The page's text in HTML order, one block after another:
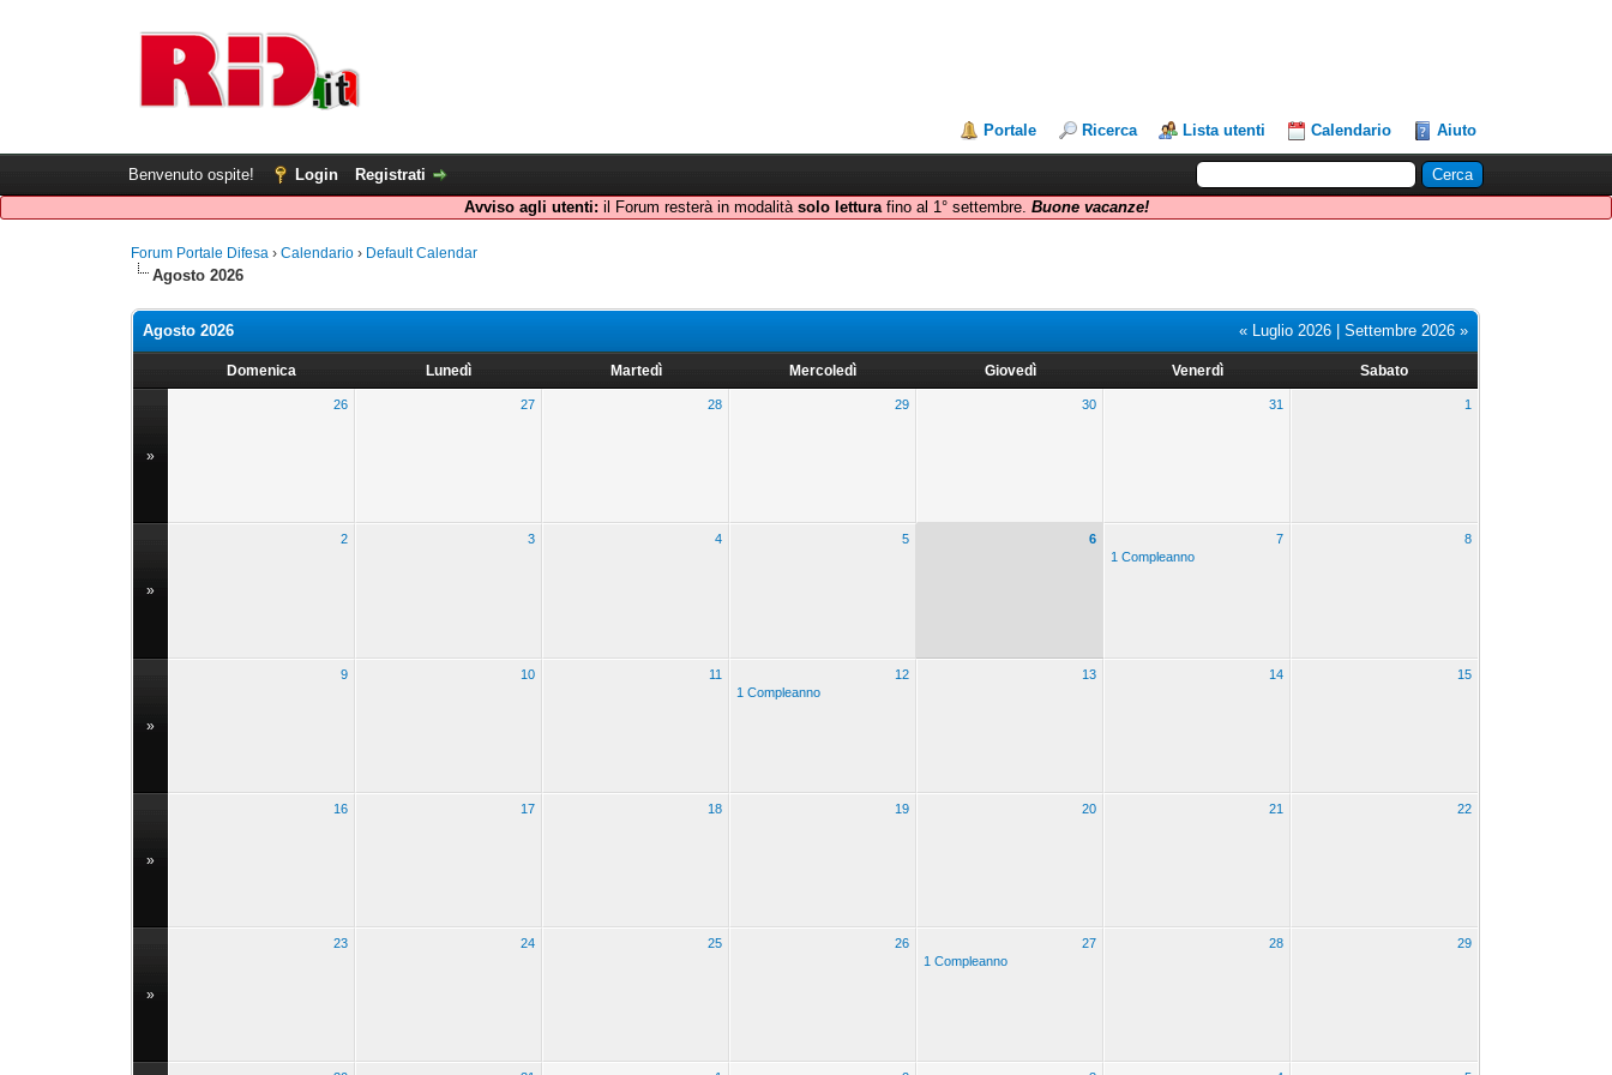
Portale Ricerca Lista utenti Calendario Aiuto
Benvenuto ospite! Login
Registrati
Avviso agli utenti: il Forum resterà in modalità solo letturafino al 1° settembre. Buone vacanze!
Forum Portale Difesa ›Calendario › Default Calendar
Agosto 2026
« Luglio 2026 |Settembre 2026 »
Agosto 2026
Domenica Lunedì Martedì Mercoledì Giovedì Venerdì Sabato
»
26 27 28 29 30 31 1
»
2 3 4 5 6
7
1 Compleanno
8
»
9 10 11
12
1 Compleanno
13 14 15
»
16 17 18 19 20 21 22
»
23 24 25 26
27
1 Compleanno
28 29